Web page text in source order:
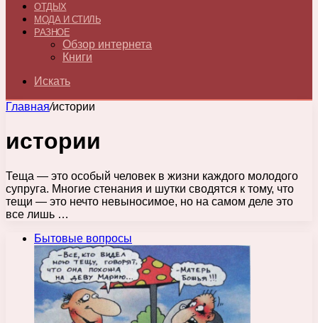
ОТДЫХ
МОДА И СТИЛЬ
РАЗНОЕ
Обзор интернета
Книги
Искать
Главная/истории
истории
Теща — это особый человек в жизни каждого молодого
супруга. Многие стенания и шутки сводятся к тому, что
тещи — это нечто невыносимое, но на самом деле это
все лишь …
Бытовые вопросы